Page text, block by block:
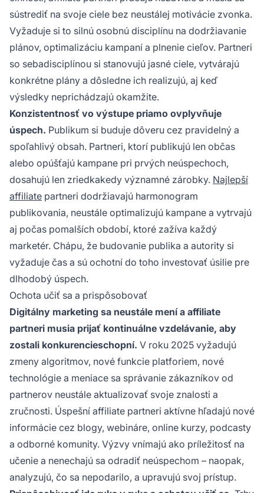
sústrediť na svoje ciele bez neustálej motivácie zvonka.
Vyžaduje si to silnú osobnú disciplínu na dodržiavanie
plánov, optimalizáciu kampaní a plnenie cieľov. Partneri
so sebadisciplínou si stanovujú jasné ciele, vytvárajú
konkrétne plány a dôsledne ich realizujú, aj keď
výsledky neprichádzajú okamžite.
Konzistentnosť vo výstupe priamo ovplyvňuje
úspech. Publikum si buduje dôveru cez pravidelný a
spoľahlivý obsah. Partneri, ktorí publikujú len občas
alebo opúšťajú kampane pri prvých neúspechoch,
dosahujú len zriedkakedy významné zárobky. Najlepší
affiliate partneri dodržiavajú harmonogram
publikovania, neustále optimalizujú kampane a vytrvajú
aj počas pomalších období, ktoré zažíva každý
marketér. Chápu, že budovanie publika a autority si
vyžaduje čas a sú ochotní do toho investovať úsilie pre
dlhodobý úspech.
Ochota učiť sa a prispôsobovať
Digitálny marketing sa neustále mení a affiliate
partneri musia prijať kontinuálne vzdelávanie, aby
zostali konkurencieschopní. V roku 2025 vyžadujú
zmeny algoritmov, nové funkcie platforiem, nové
technológie a meniace sa správanie zákazníkov od
partnerov neustále aktualizovať svoje znalosti a
zručnosti. Úspešní affiliate partneri aktívne hľadajú nové
informácie cez blogy, webináre, online kurzy, podcasty
a odborné komunity. Výzvy vnímajú ako príležitosť na
učenie a nenechajú sa odradiť neúspechom – naopak,
analyzujú, čo sa nepodarilo, a upravujú svoj prístup.